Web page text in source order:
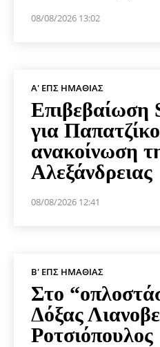
08/08/2026 13:02
Α' ΕΠΣ ΗΜΑΘΊΑΣ
Επιβεβαίωση
για
ανακοίνωση
Αλεξάνδρειας
08/08/2026 12:41
Β' ΕΠΣ ΗΜΑΘΊΑΣ
Στο
Δόξας
Ροτσιόπουλος